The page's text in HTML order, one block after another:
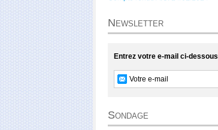
Newsletter
Entrez votre e-mail ci-dessous
Sondage